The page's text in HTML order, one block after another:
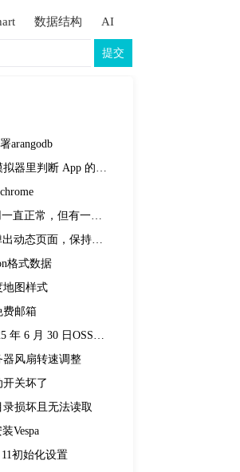
提交
数据结构 AI
arangodb
在雷电模拟器里判断 App 的 WebView 调试是否开启
Xftp使用一直正常，但有一天突然打开Xftp就卡在开始界面，也无法打开默认的桌面文件夹。
al.open弹出动态页面，保持弹出状态不要被其他弹出框关闭
格式数据
地图样式
费邮箱
截至 2025 年 6 月 30 日OSSRH(oss.sonatype.org)到期并已关闭
器风扇转速调整
开关坏了
损坏且无法读取
Vespa
初始化设置